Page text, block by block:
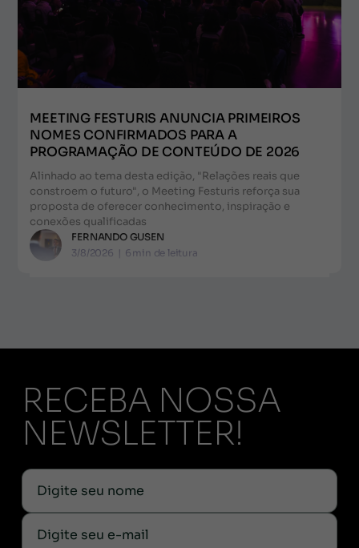
MEETING FESTURIS ANUNCIA PRIMEIROS
NOMES CONFIRMADOS PARA A
PROGRAMAÇÃO DE CONTEÚDO DE 2026
Alinhado ao tema desta edição, "Relações reais que
constroem o futuro", o Meeting Festuris reforça sua
proposta de oferecer conhecimento, inspiração e
conexões qualificadas
FERNANDO GUSEN
3/8/2026 | 6 min de leitura
RECEBA NOSSA
NEWSLETTER!